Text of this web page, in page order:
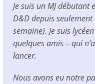
Je suis un MJ
D&Ddepuis
semaine). Je suis
quelques amis – qui
lancer.
Nous avons eu notre